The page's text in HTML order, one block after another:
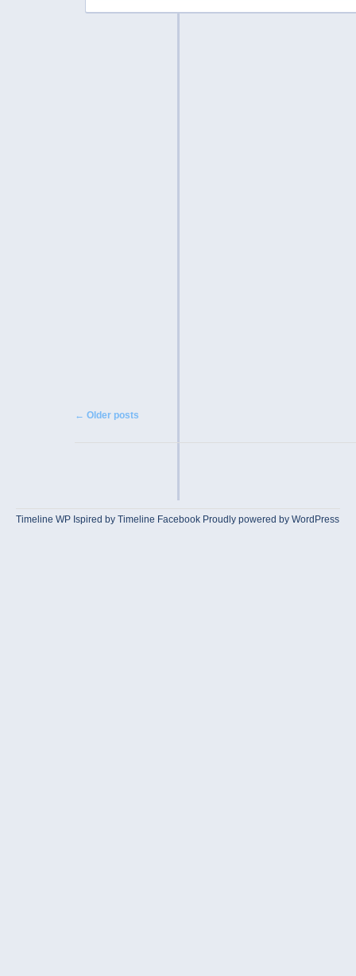
Post navigation
← Older posts
Timeline WP Ispired byTimeline Facebook Proudly powered by WordPress